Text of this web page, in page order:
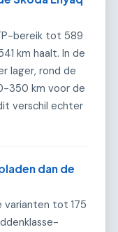
bereik tot 589
km haalt. In de
lager, rond de
350 km voor de
verschil echter
dan de
varianten tot 175